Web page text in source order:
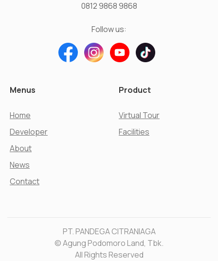
0812 9868 9868
Follow us:
Menus
Home
Developer
About
News
Contact
Product
Virtual Tour
Facilities
PT. PANDEGA CITRANIAGA
© Agung Podomoro Land, Tbk.
All Rights Reserved